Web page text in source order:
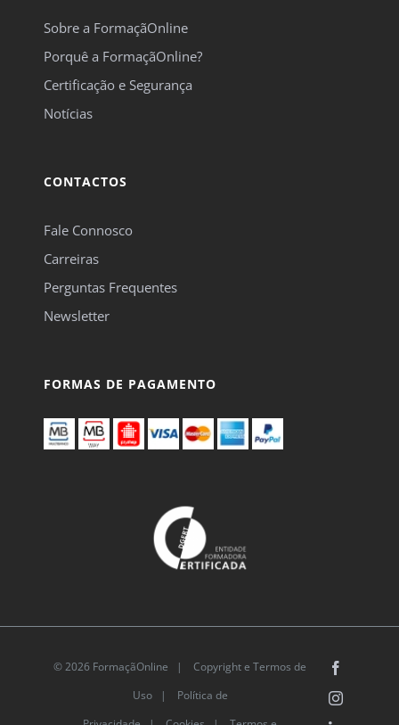
Sobre a FormaçãOnline
Porquê a FormaçãOnline?
Certificação e Segurança
Notícias
CONTACTOS
Fale Connosco
Carreiras
Perguntas Frequentes
Newsletter
FORMAS DE PAGAMENTO
© 2026 FormaçãOnline |
Copyright e Termos de
Uso|
Política de
Instagram